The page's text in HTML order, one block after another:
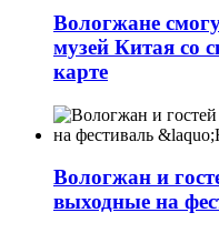
Вологжане
музей Китая со
карте
Вологжан и
выходные на